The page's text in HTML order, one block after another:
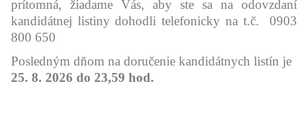
prítomná, žiadame Vás, aby ste sa na odovzdaní
kandidátnej listiny dohodli telefonicky na t.č. 0903
800 650
Posledným dňom na doručenie kandidátnych listín je
25. 8. 2026 do 23,59 hod.